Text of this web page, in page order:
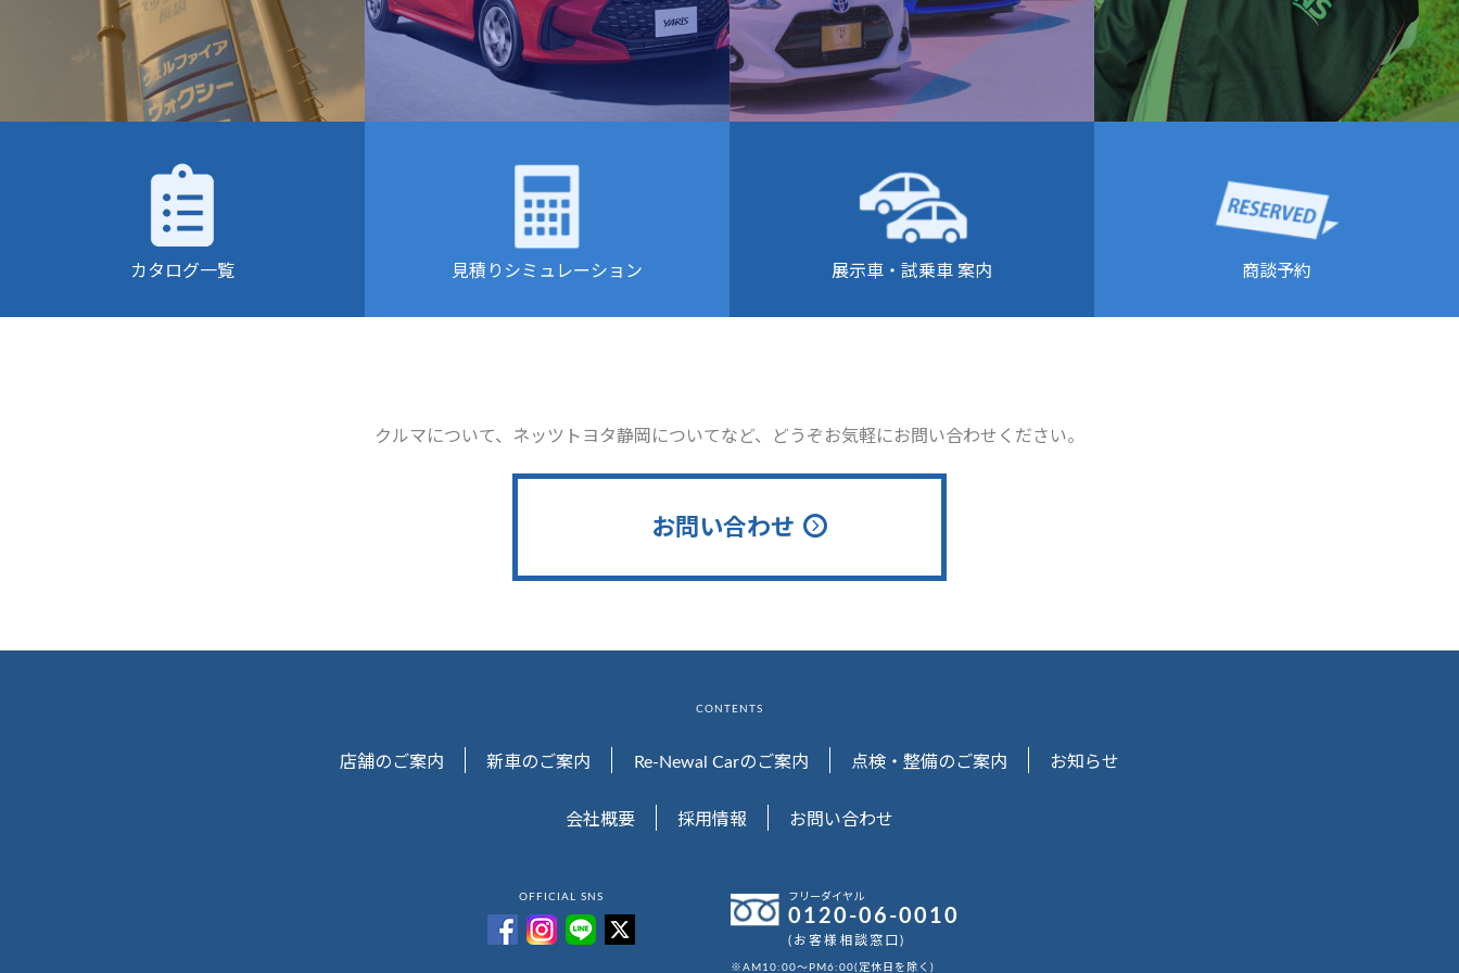
カタログ一覧 見積りシミュレーション 展示車・試乗車 案内 商談予約
クルマについて、ネッツトヨタ静岡についてなど、どうぞお気軽にお問い合わせください。
お問い合わせ
CONTENTS
店舗のご案内 新車のご案内 Re-Newal Carのご案内 点検・整備のご案内 お知らせ
会社概要 採用情報 お問い合わせ
OFFICIAL SNS フリーダイヤル
0120-06-0010
(お客様相談窓口)
※AM10:00～PM6:00(定休日を除く)